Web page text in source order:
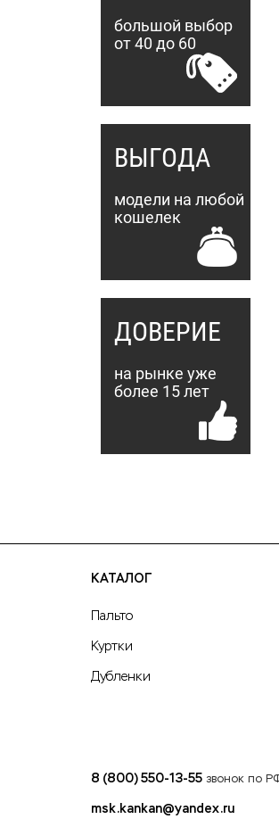
большой выбор
от 40 до 60
ВЫГОДА
модели на любой
кошелек
ДОВЕРИЕ
на рынке уже
более 15 лет
КАТАЛОГ
Пальто
Куртки
Дубленки
8 (800) 550-13-55 звонок по
msk.kankan@yandex.ru